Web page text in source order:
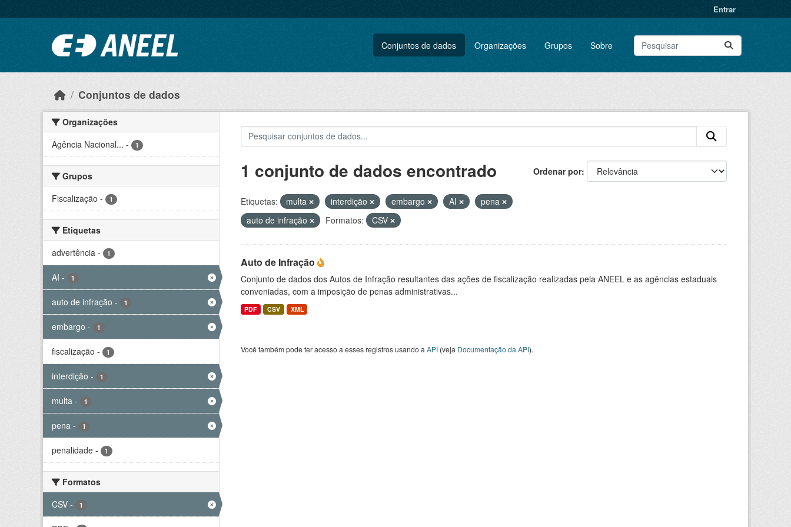
Entrar
Conjuntos de dados Organizações Grupos Sobre
Conjuntos de dados
Organizações
Agência Nacional... - 1
Grupos
Fiscalização - 1
Etiquetas
advertência - 1
AI - 1
auto de infração - 1
embargo - 1
fiscalização - 1
interdição - 1
multa - 1
pena - 1
penalidade - 1
Formatos
CSV - 1
Ordenar por
1 conjunto de dados encontrado
Etiquetas: multa interdição embargo AI
pena
auto de infração
Formatos: CSV
Auto de Infração
Conjunto de dados dos Autos de Infração resultantes das ações de fiscalização realizadas pela ANEEL e as agências estaduais
conveniadas, com a imposição de penas administrativas...
PDF CSV XML
Você também pode ter acesso a esses registros usando a API(veja Documentação da API).